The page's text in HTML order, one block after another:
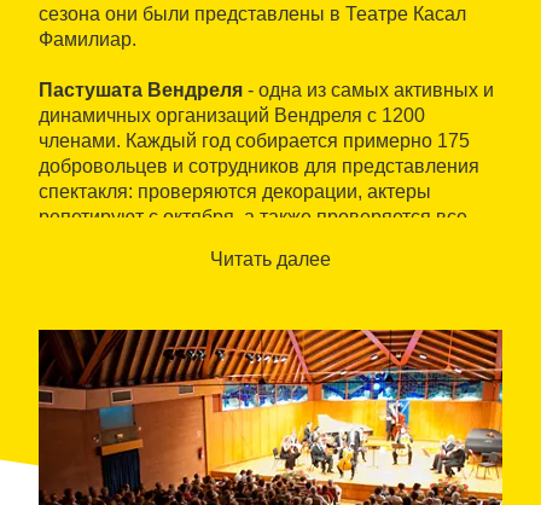
сезона они были представлены в Театре Касал
Фамилиар.
Пастушата Вендреля - одна из самых активных и
динамичных организаций Вендреля с 1200
членами. Каждый год собирается примерно 175
добровольцев и сотрудников для представления
спектакля: проверяются декорации, актеры
репетируют с октября, а также проверяется все
Читать далее